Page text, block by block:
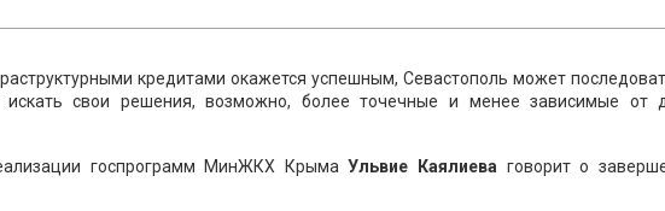
кредитами окажется успешным, Севастополь может
свои решения, возможно, более точечные и менее зависимые от
госпрограмм МинЖКХ КрымаУльвие Каялиева говорит о